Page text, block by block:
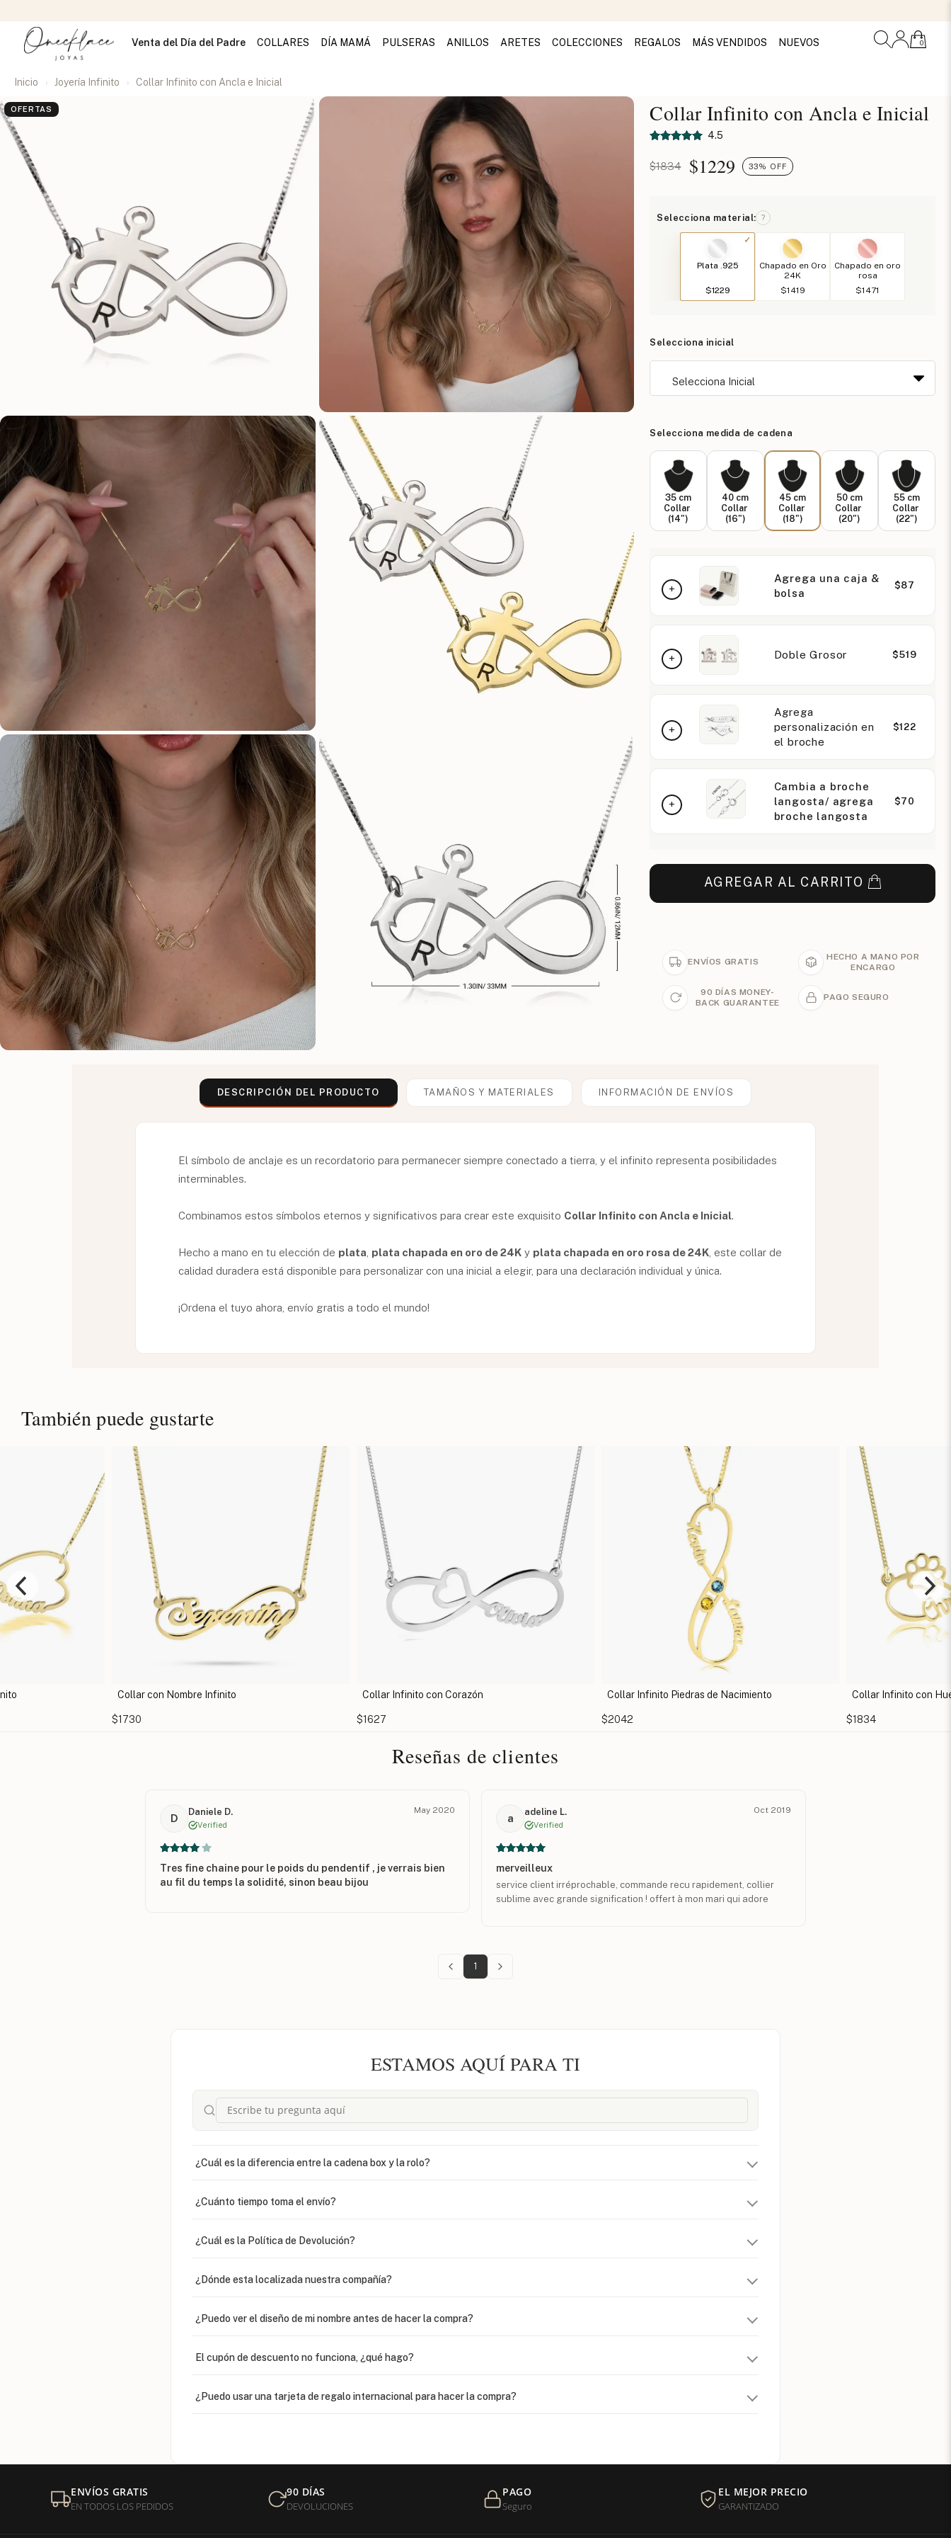
Venta del Día del Padre COLLARES DÍA MAMÁ PULSERAS ANILLOS ARETES COLECCIONES REGALOS MÁS VENDIDOS NUEVOS 0
Inicio Joyería Infinito Collar Infinito con Ancla e Inicial
OFERTAS Collar Infinito con Ancla e Inicial
4.5
$1834 $1229 33% OFF
Selecciona material: ?
Plata .925
$1229
Chapado en Oro
24K
$1419
Chapado en oro
rosa
$1471
Selecciona inicial
Selecciona medida de cadena
35 cm
Collar
(14")
40 cm
Collar
(16")
45 cm
Collar
(18")
50 cm
Collar
(20")
55 cm
Collar
(22")
Agrega una caja &
bolsa
$87
Doble Grosor $519
Agrega
personalización en
el broche
$122
Cambia a broche
langosta/ agrega
broche langosta
$70
AGREGAR AL CARRITO
ENVÍOS GRATIS
HECHO A MANO POR
ENCARGO
90 DÍAS MONEY-
BACK GUARANTEE
PAGO SEGURO
DESCRIPCIÓN DEL PRODUCTO TAMAÑOS Y MATERIALES INFORMACIÓN DE ENVÍOS
El símbolo de anclaje es un recordatorio para permanecer siempre conectado a tierra, y el infinito representa posibilidades
interminables.
Combinamos estos símbolos eternos y significativos para crear este exquisito Collar Infinito con Ancla e Inicial.
Hecho a mano en tu elección de plata plata chapada en oro de 24K y plata chapada en oro rosa de 24K , este collar de
calidad duradera está disponible para personalizar con una inicial a elegir, para una declaración individual y única.
¡Ordena el tuyo ahora, envío gratis a todo el mundo!
También puede gustarte
Collar Infinito con
$1402
Collar Infinito con Corazón
$1627
Collar Infinito Piedras de Nacimiento
$2042
Collar Infinito con Huella
$1834
Reseñas de clientes
D
Daniele D.
Verified
May 2020
Tres fine chaine pour le poids du pendentif , je verrais bien
au fil du temps la solidité, sinon beau bijou
a
adeline L.
Verified
Oct 2019
merveilleux
service client irréprochable, commande recu rapidement, collier
sublime avec grande signification ! offert à mon mari qui adore
1
ESTAMOS AQUÍ PARA TI
¿Cuál es la diferencia entre la cadena box y la rolo?
¿Cuánto tiempo toma el envío?
¿Cuál es la Política de Devolución?
¿Dónde esta localizada nuestra compañía?
¿Puedo ver el diseño de mi nombre antes de hacer la compra?
El cupón de descuento no funciona, ¿qué hago?
¿Puedo usar una tarjeta de regalo internacional para hacer la compra?
¿Sus productos son libres de níquel?
ENVÍOS GRATIS
EN TODOS LOS PEDIDOS
90 DÍAS
DEVOLUCIONES
PAGO
Seguro
EL MEJOR PRECIO
GARANTIZADO